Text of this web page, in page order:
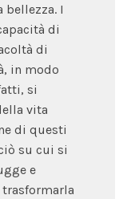
I
di
di
in modo
si
vita
di questi
su cui si
e